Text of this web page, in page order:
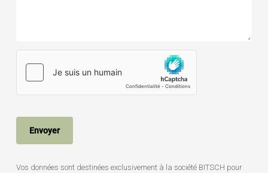
Vos données sont destinées exclusivement à la société BITSCH pour